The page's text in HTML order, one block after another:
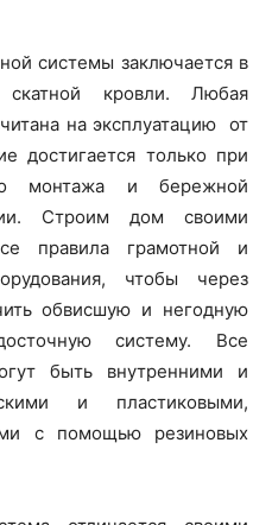
системы заключается в
кровли. Любая
на эксплуатацию от
достигается только при
монтажа и бережной
Строим дом своими
правила грамотной и
чтобы через
обвисшую и негодную
систему. Все
быть внутренними и
и пластиковыми,
с помощью резиновых